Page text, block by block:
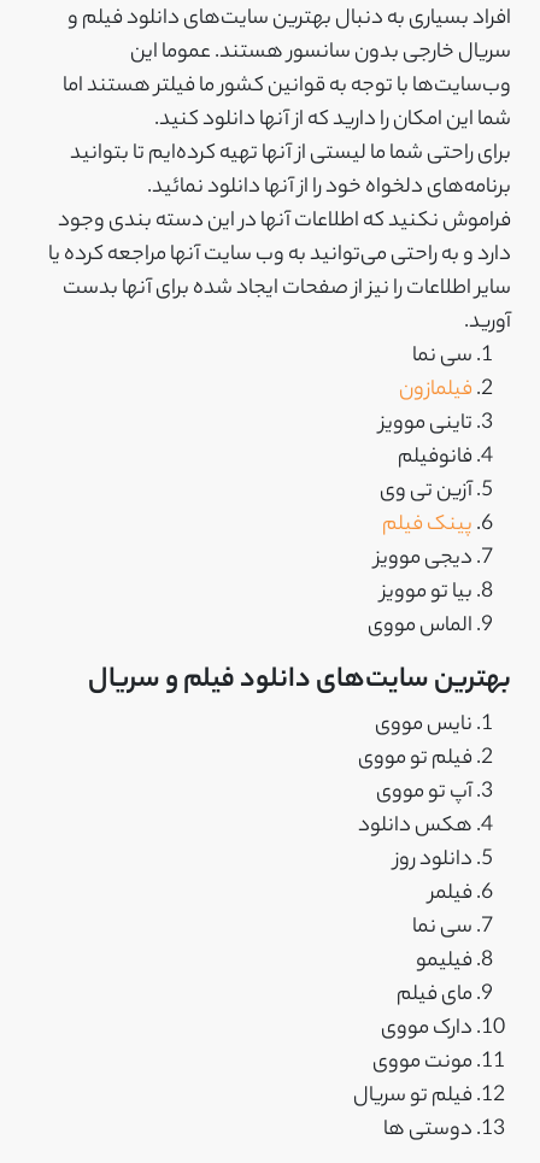
افراد بسیاری به دنبال بهترین سایت‌های دانلود فیلم و
سریال خارجی بدون سانسور هستند. عموما این
وب‌سایت‌ها با توجه به قوانین کشور ما فیلتر هستند اما
شما این امکان را دارید که از آنها دانلود کنید.
برای راحتی شما ما لیستی از آنها تهیه کرده‌ایم تا بتوانید
برنامه‌های دلخواه خود را از آنها دانلود نمائید.
فراموش نکنید که اطلاعات آنها در این دسته بندی وجود
دارد و به راحتی می‌توانید به وب سایت آنها مراجعه کرده یا
سایر اطلاعات را نیز از صفحات ایجاد شده برای آنها بدست
آورید.
سی نما
فیلمازون
تاینی موویز
فانوفیلم
آزین تی وی
پینک فیلم
دیجی موویز
بیا تو موویز
الماس مووی
بهترین سایت‌های دانلود فیلم و سریال
نایس مووی
فیلم تو مووی
آپ تو مووی
هکس دانلود
دانلود روز
فیلمر
سی نما
فیلیمو
مای فیلم
دارک مووی
مونت مووی
فیلم تو سریال
دوستی ها